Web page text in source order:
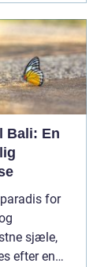
Bali: En
for
sjæle,
efter en